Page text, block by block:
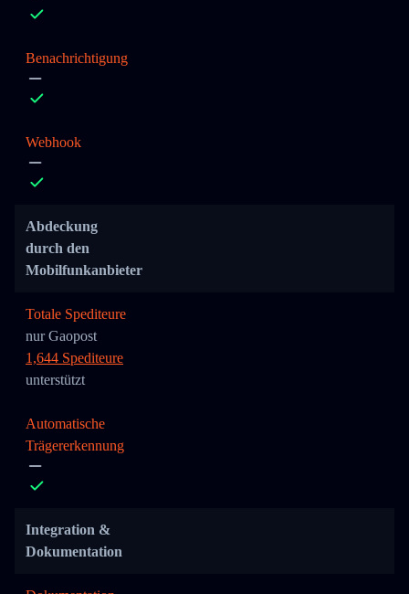
Benachrichtigung
Webhook
Abdeckung
durch den
Mobilfunkanbieter
Totale Spediteure
nur Gaopost
1,644 Spediteure
unterstützt
Automatische
Trägererkennung
Integration &
Dokumentation